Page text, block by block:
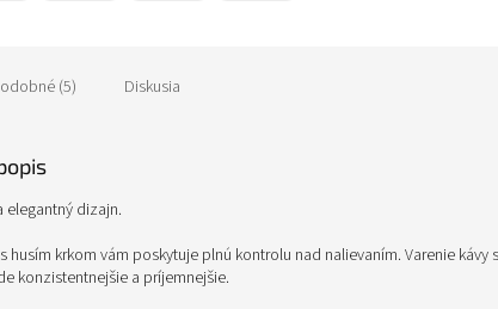
(5) Diskusia
elegantný dizajn.
husím krkom vám poskytuje plnú kontrolu nad nalievaním. Varenie
konzistentnejšie a príjemnejšie.